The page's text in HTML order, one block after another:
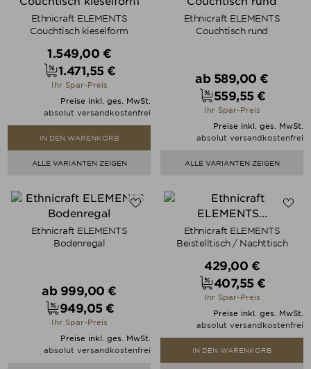
Ethnicraft ELEMENTS
Couchtisch kieselform
Verkaufspreis
1.549,00 €
Preis
1.471,55 €
Ihr Spar-Preis
Preise inkl. ges. MwSt.
absolut versandkostenfrei
IN DEN WARENKORB
ALLE VARIANTEN ZEIGEN
Ethnicraft ELEMENTS
Couchtisch rund
Verkaufspreis
ab 589,00 €
Preis
559,55 €
Ihr Spar-Preis
Preise inkl. ges. MwSt.
absolut versandkostenfrei
ALLE VARIANTEN ZEIGEN
Ethnicraft ELEMENTS
Bodenregal
Verkaufspreis
ab 999,00 €
Preis
949,05 €
Ihr Spar-Preis
Preise inkl. ges. MwSt.
absolut versandkostenfrei
Ethnicraft ELEMENTS
Beistelltisch / Nachttisch
Verkaufspreis
429,00 €
Preis
407,55 €
Ihr Spar-Preis
Preise inkl. ges. MwSt.
absolut versandkostenfrei
IN DEN WARENKORB